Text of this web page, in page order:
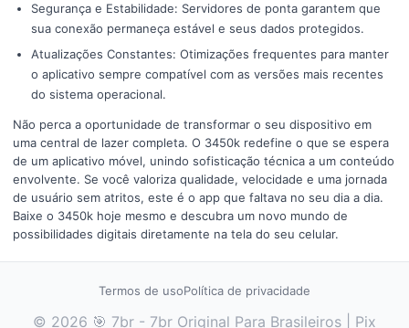
Segurança e Estabilidade: Servidores de ponta garantem que
sua conexão permaneça estável e seus dados protegidos.
Atualizações Constantes: Otimizações frequentes para manter
o aplicativo sempre compatível com as versões mais recentes
do sistema operacional.
Não perca a oportunidade de transformar o seu dispositivo em
uma central de lazer completa. O 3450k redefine o que se espera
de um aplicativo móvel, unindo sofisticação técnica a um conteúdo
envolvente. Se você valoriza qualidade, velocidade e uma jornada
de usuário sem atritos, este é o app que faltava no seu dia a dia.
Baixe o 3450k hoje mesmo e descubra um novo mundo de
possibilidades digitais diretamente na tela do seu celular.
Termos de usoPolítica de privacidade
© 2026 🎯 7br - 7br Original Para Brasileiros | Pix